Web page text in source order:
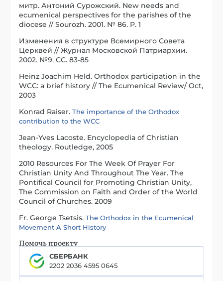
митр. Антоний Сурожский. New needs and
ecumenical perspectives for the parishes of the
diocese // Sourozh. 2001. № 86. P. 1
Изменения в структуре Всемирного Совета
Церквей // Журнал Московской Патриархии.
2002. №9. СС. 83-85
Heinz Joachim Held. Orthodox participation in the
WCC: a brief history // The Ecumenical Review/ Oct,
2003
Konrad Raiser.The importance of the Orthodox
contribution to the WCC
Jean-Yves Lacoste. Encyclopedia of Christian
theology. Routledge, 2005
2010 Resources For The Week Of Prayer For
Christian Unity And Throughout The Year. The
Pontifical Council for Promoting Christian Unity,
The Commission on Faith and Order of the World
Council of Churches. 2009
Fr. George Tsetsis.The Orthodox in the Ecumenical
Movement A Short History
Помочь проекту
СБЕРБАНК
2202 2036 4595 0645